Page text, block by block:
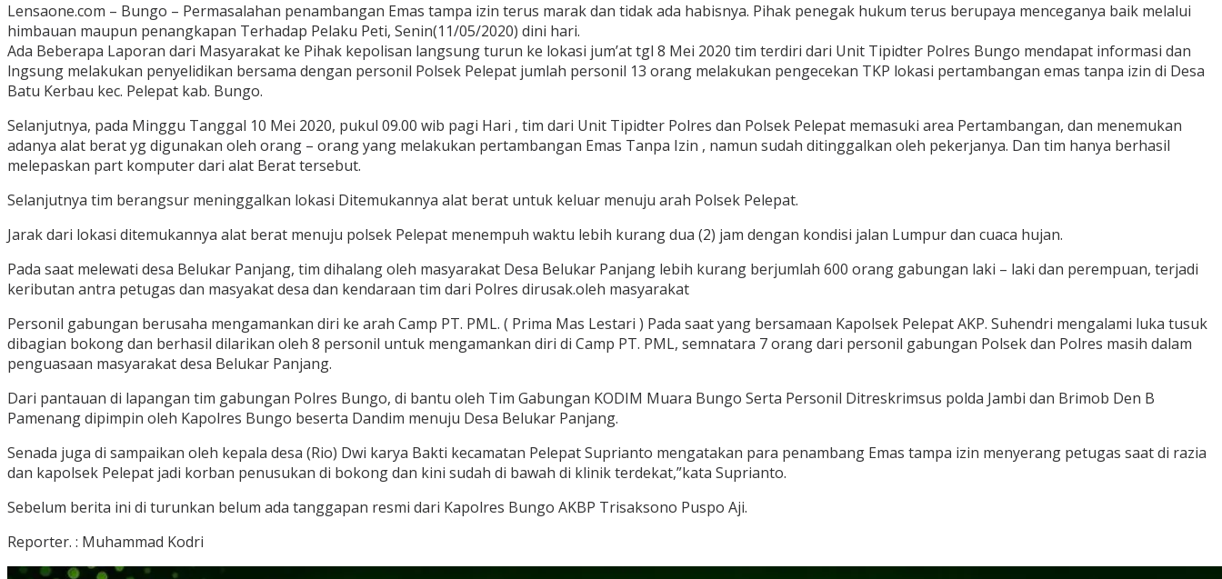
Lensaone.com – Bungo – Permasalahan penambangan Emas tampa izin terus marak dan tidak ada habisnya. Pihak penegak hukum terus berupaya menceganya baik melalui
himbauan maupun penangkapan Terhadap Pelaku Peti, Senin(11/05/2020) dini hari.
Ada Beberapa Laporan dari Masyarakat ke Pihak kepolisan langsung turun ke lokasi jum’at tgl 8 Mei 2020 tim terdiri dari Unit Tipidter Polres Bungo mendapat informasi dan
lngsung melakukan penyelidikan bersama dengan personil Polsek Pelepat jumlah personil 13 orang melakukan pengecekan TKP lokasi pertambangan emas tanpa izin di Desa
Batu Kerbau kec. Pelepat kab. Bungo.
Selanjutnya, pada Minggu Tanggal 10 Mei 2020, pukul 09.00 wib pagi Hari , tim dari Unit Tipidter Polres dan Polsek Pelepat memasuki area Pertambangan, dan menemukan
adanya alat berat yg digunakan oleh orang – orang yang melakukan pertambangan Emas Tanpa Izin , namun sudah ditinggalkan oleh pekerjanya. Dan tim hanya berhasil
melepaskan part komputer dari alat Berat tersebut.
Selanjutnya tim berangsur meninggalkan lokasi Ditemukannya alat berat untuk keluar menuju arah Polsek Pelepat.
Jarak dari lokasi ditemukannya alat berat menuju polsek Pelepat menempuh waktu lebih kurang dua (2) jam dengan kondisi jalan Lumpur dan cuaca hujan.
Pada saat melewati desa Belukar Panjang, tim dihalang oleh masyarakat Desa Belukar Panjang lebih kurang berjumlah 600 orang gabungan laki – laki dan perempuan, terjadi
keributan antra petugas dan masyakat desa dan kendaraan tim dari Polres dirusak.oleh masyarakat
Personil gabungan berusaha mengamankan diri ke arah Camp PT. PML. ( Prima Mas Lestari ) Pada saat yang bersamaan Kapolsek Pelepat AKP. Suhendri mengalami luka tusuk
dibagian bokong dan berhasil dilarikan oleh 8 personil untuk mengamankan diri di Camp PT. PML, semnatara 7 orang dari personil gabungan Polsek dan Polres masih dalam
penguasaan masyarakat desa Belukar Panjang.
Dari pantauan di lapangan tim gabungan Polres Bungo, di bantu oleh Tim Gabungan KODIM Muara Bungo Serta Personil Ditreskrimsus polda Jambi dan Brimob Den B
Pamenang dipimpin oleh Kapolres Bungo beserta Dandim menuju Desa Belukar Panjang.
Senada juga di sampaikan oleh kepala desa (Rio) Dwi karya Bakti kecamatan Pelepat Suprianto mengatakan para penambang Emas tampa izin menyerang petugas saat di razia
dan kapolsek Pelepat jadi korban penusukan di bokong dan kini sudah di bawah di klinik terdekat,”kata Suprianto.
Sebelum berita ini di turunkan belum ada tanggapan resmi dari Kapolres Bungo AKBP Trisaksono Puspo Aji.
Reporter. : Muhammad Kodri